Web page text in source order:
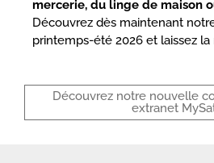
mercerie, du linge de maison
Découvrez dès maintenant
printemps-été 2026 et laissez
Découvrez notre nouvelle
extranet